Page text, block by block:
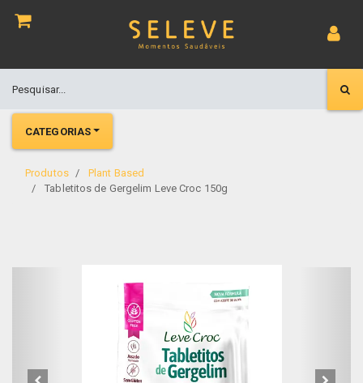
CATEGORIAS
Produtos
Plant Based
Tabletitos de Gergelim Leve Croc 150g